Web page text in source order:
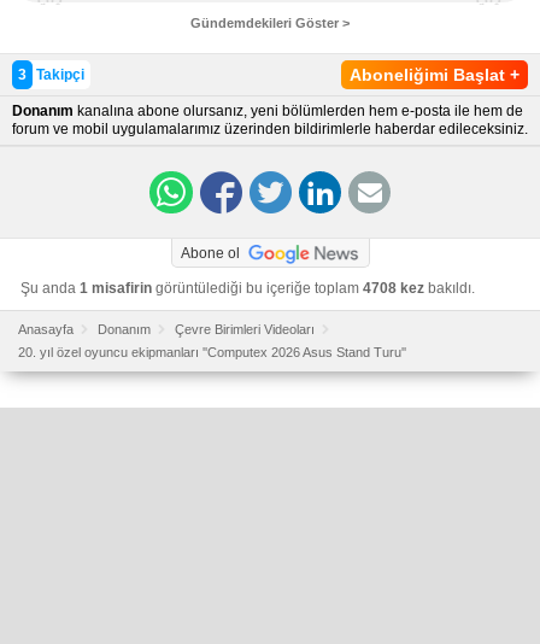
Gündemdekileri Göster >
Aboneliğimi Başlat +
3 Takipçi
Donanım kanalına abone olursanız, yeni bölümlerden hem e-posta ile hem de
forum ve mobil uygulamalarımız üzerinden bildirimlerle haberdar edileceksiniz.
Abone ol
Şu anda 1 misafirin görüntülediği bu içeriğe toplam 4708 kez bakıldı.
Anasayfa Donanım
Çevre Birimleri Videoları
20. yıl özel oyuncu ekipmanları ''Computex 2026 Asus Stand Turu''